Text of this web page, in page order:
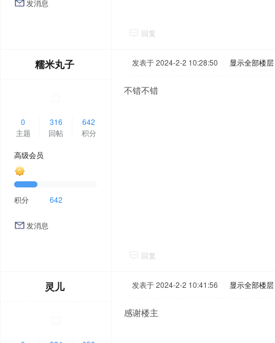
发消息
回复
糯米丸子
0
主题
316
回帖
642
积分
高级会员
积分 642
发消息
发表于 2024-2-2 10:28:50 显示全部楼层
不错不错
回复
灵儿 发表于 2024-2-2 10:41:56 显示全部楼层
感谢楼主